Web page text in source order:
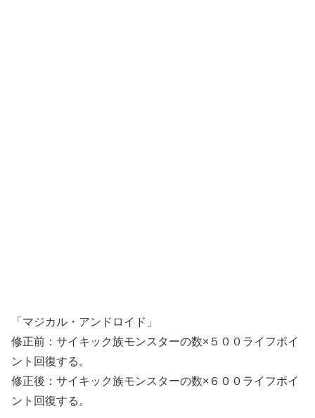
「マジカル・アンドロイド」
修正前：サイキック族モンスターの数×５００ライフポイ
ント回復する。
修正後：サイキック族モンスターの数×６００ライフポイ
ント回復する。